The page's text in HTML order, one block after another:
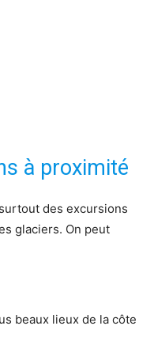
à proximité
des excursions
glaciers. On peut
beaux lieux de la côte